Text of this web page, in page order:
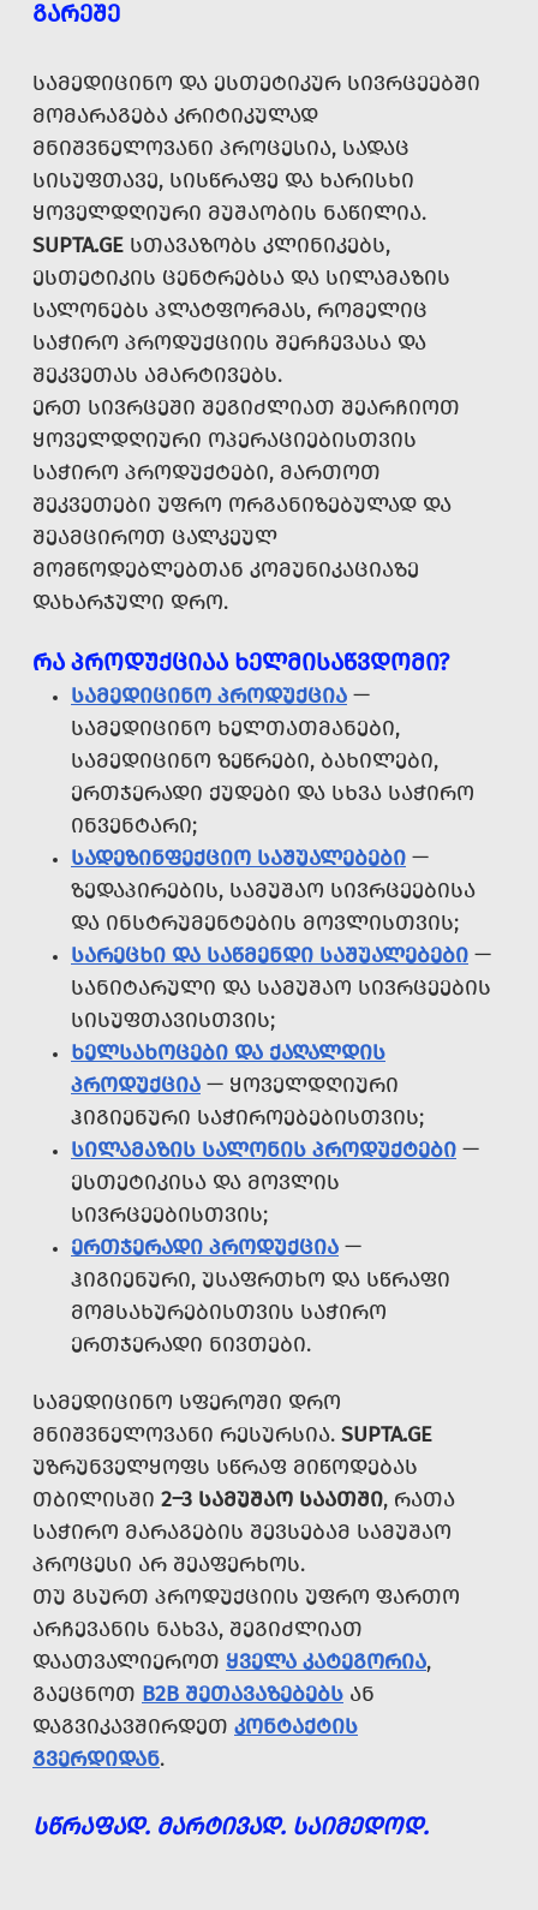
ᲒᲐᲠᲔᲨᲔ
ᲡᲐᲛᲔᲓᲘᲪᲘᲜᲝ ᲓᲐ ᲔᲡᲗᲔᲢᲘᲙᲣᲠ ᲡᲘᲕᲠᲪᲔᲔᲑᲨᲘ
ᲛᲝᲛᲐᲠᲐᲒᲔᲑᲐ ᲙᲠᲘᲢᲘᲙᲣᲚᲐᲓ
ᲛᲜᲘᲨᲕᲜᲔᲚᲝᲕᲐᲜᲘ ᲞᲠᲝᲪᲔᲡᲘᲐ, ᲡᲐᲓᲐᲪ
ᲡᲘᲡᲣᲤᲗᲐᲕᲔ, ᲡᲘᲡᲬᲠᲐᲤᲔ ᲓᲐ ᲮᲐᲠᲘᲡᲮᲘ
ᲧᲝᲕᲔᲚᲓᲦᲘᲣᲠᲘ ᲛᲣᲨᲐᲝᲑᲘᲡ ᲜᲐᲬᲘᲚᲘᲐ.
SUPTA.GE ᲡᲗᲐᲕᲐᲖᲝᲑᲡ ᲙᲚᲘᲜᲘᲙᲔᲑᲡ,
ᲔᲡᲗᲔᲢᲘᲙᲘᲡ ᲪᲔᲜᲢᲠᲔᲑᲡᲐ ᲓᲐ ᲡᲘᲚᲐᲛᲐᲖᲘᲡ
ᲡᲐᲚᲝᲜᲔᲑᲡ ᲞᲚᲐᲢᲤᲝᲠᲛᲐᲡ, ᲠᲝᲛᲔᲚᲘᲪ
ᲡᲐᲭᲘᲠᲝ ᲞᲠᲝᲓᲣᲥᲪᲘᲘᲡ ᲨᲔᲠᲩᲔᲕᲐᲡᲐ ᲓᲐ
ᲨᲔᲙᲕᲔᲗᲐᲡ ᲐᲛᲐᲠᲢᲘᲕᲔᲑᲡ.
ᲔᲠᲗ ᲡᲘᲕᲠᲪᲔᲨᲘ ᲨᲔᲒᲘᲫᲚᲘᲐᲗ ᲨᲔᲐᲠᲩᲘᲝᲗ
ᲧᲝᲕᲔᲚᲓᲦᲘᲣᲠᲘ ᲝᲞᲔᲠᲐᲪᲘᲔᲑᲘᲡᲗᲕᲘᲡ
ᲡᲐᲭᲘᲠᲝ ᲞᲠᲝᲓᲣᲥᲢᲔᲑᲘ, ᲛᲐᲠᲗᲝᲗ
ᲨᲔᲙᲕᲔᲗᲔᲑᲘ ᲣᲤᲠᲝ ᲝᲠᲒᲐᲜᲘᲖᲔᲑᲣᲚᲐᲓ ᲓᲐ
ᲨᲔᲐᲛᲪᲘᲠᲝᲗ ᲪᲐᲚᲙᲔᲣᲚ
ᲛᲝᲛᲬᲝᲓᲔᲑᲚᲔᲑᲗᲐᲜ ᲙᲝᲛᲣᲜᲘᲙᲐᲪᲘᲐᲖᲔ
ᲓᲐᲮᲐᲠᲯᲣᲚᲘ ᲓᲠᲝ.
ᲠᲐ ᲞᲠᲝᲓᲣᲥᲪᲘᲐᲐ ᲮᲔᲚᲛᲘᲡᲐᲬᲕᲓᲝᲛᲘ?
ᲡᲐᲛᲔᲓᲘᲪᲘᲜᲝ ᲞᲠᲝᲓᲣᲥᲪᲘᲐ —
ᲡᲐᲛᲔᲓᲘᲪᲘᲜᲝ ᲮᲔᲚᲗᲐᲗᲛᲐᲜᲔᲑᲘ,
ᲡᲐᲛᲔᲓᲘᲪᲘᲜᲝ ᲖᲔᲬᲠᲔᲑᲘ, ᲑᲐᲮᲘᲚᲔᲑᲘ,
ᲔᲠᲗᲯᲔᲠᲐᲓᲘ ᲥᲣᲓᲔᲑᲘ ᲓᲐ ᲡᲮᲕᲐ ᲡᲐᲭᲘᲠᲝ
ᲘᲜᲕᲔᲜᲢᲐᲠᲘ;
ᲡᲐᲓᲔᲖᲘᲜᲤᲔᲥᲪᲘᲝ ᲡᲐᲨᲣᲐᲚᲔᲑᲔᲑᲘ —
ᲖᲔᲓᲐᲞᲘᲠᲔᲑᲘᲡ, ᲡᲐᲛᲣᲨᲐᲝ ᲡᲘᲕᲠᲪᲔᲔᲑᲘᲡᲐ
ᲓᲐ ᲘᲜᲡᲢᲠᲣᲛᲔᲜᲢᲔᲑᲘᲡ ᲛᲝᲕᲚᲘᲡᲗᲕᲘᲡ;
ᲡᲐᲠᲔᲪᲮᲘ ᲓᲐ ᲡᲐᲬᲛᲔᲜᲓᲘ ᲡᲐᲨᲣᲐᲚᲔᲑᲔᲑᲘ —
ᲡᲐᲜᲘᲢᲐᲠᲣᲚᲘ ᲓᲐ ᲡᲐᲛᲣᲨᲐᲝ ᲡᲘᲕᲠᲪᲔᲔᲑᲘᲡ
ᲡᲘᲡᲣᲤᲗᲐᲕᲘᲡᲗᲕᲘᲡ;
ᲮᲔᲚᲡᲐᲮᲝᲪᲔᲑᲘ ᲓᲐ ᲥᲐᲦᲐᲚᲓᲘᲡ
ᲞᲠᲝᲓᲣᲥᲪᲘᲐ — ᲧᲝᲕᲔᲚᲓᲦᲘᲣᲠᲘ
ᲰᲘᲒᲘᲔᲜᲣᲠᲘ ᲡᲐᲭᲘᲠᲝᲔᲑᲔᲑᲘᲡᲗᲕᲘᲡ;
ᲡᲘᲚᲐᲛᲐᲖᲘᲡ ᲡᲐᲚᲝᲜᲘᲡ ᲞᲠᲝᲓᲣᲥᲢᲔᲑᲘ —
ᲔᲡᲗᲔᲢᲘᲙᲘᲡᲐ ᲓᲐ ᲛᲝᲕᲚᲘᲡ
ᲡᲘᲕᲠᲪᲔᲔᲑᲘᲡᲗᲕᲘᲡ;
ᲔᲠᲗᲯᲔᲠᲐᲓᲘ ᲞᲠᲝᲓᲣᲥᲪᲘᲐ —
ᲰᲘᲒᲘᲔᲜᲣᲠᲘ, ᲣᲡᲐᲤᲠᲗᲮᲝ ᲓᲐ ᲡᲬᲠᲐᲤᲘ
ᲛᲝᲛᲡᲐᲮᲣᲠᲔᲑᲘᲡᲗᲕᲘᲡ ᲡᲐᲭᲘᲠᲝ
ᲔᲠᲗᲯᲔᲠᲐᲓᲘ ᲜᲘᲕᲗᲔᲑᲘ.
ᲡᲐᲛᲔᲓᲘᲪᲘᲜᲝ ᲡᲤᲔᲠᲝᲨᲘ ᲓᲠᲝ
ᲛᲜᲘᲨᲕᲜᲔᲚᲝᲕᲐᲜᲘ ᲠᲔᲡᲣᲠᲡᲘᲐ. SUPTA.GE
ᲣᲖᲠᲣᲜᲕᲔᲚᲧᲝᲤᲡ ᲡᲬᲠᲐᲤ ᲛᲘᲬᲝᲓᲔᲑᲐᲡ
ᲗᲑᲘᲚᲘᲡᲨᲘ 2–3 ᲡᲐᲛᲣᲨᲐᲝ ᲡᲐᲐᲗᲨᲘ, ᲠᲐᲗᲐ
ᲡᲐᲭᲘᲠᲝ ᲛᲐᲠᲐᲒᲔᲑᲘᲡ ᲨᲔᲕᲡᲔᲑᲐᲛ ᲡᲐᲛᲣᲨᲐᲝ
ᲞᲠᲝᲪᲔᲡᲘ ᲐᲠ ᲨᲔᲐᲤᲔᲠᲮᲝᲡ.
ᲗᲣ ᲒᲡᲣᲠᲗ ᲞᲠᲝᲓᲣᲥᲪᲘᲘᲡ ᲣᲤᲠᲝ ᲤᲐᲠᲗᲝ
ᲐᲠᲩᲔᲕᲐᲜᲘᲡ ᲜᲐᲮᲕᲐ, ᲨᲔᲒᲘᲫᲚᲘᲐᲗ
ᲓᲐᲐᲗᲕᲐᲚᲘᲔᲠᲝᲗ ᲧᲕᲔᲚᲐ ᲙᲐᲢᲔᲒᲝᲠᲘᲐ,
ᲒᲐᲔᲪᲜᲝᲗ B2B ᲨᲔᲗᲐᲕᲐᲖᲔᲑᲔᲑᲡ ᲐᲜ
ᲓᲐᲒᲕᲘᲙᲐᲕᲨᲘᲠᲓᲔᲗ ᲙᲝᲜᲢᲐᲥᲢᲘᲡ
ᲒᲕᲔᲠᲓᲘᲓᲐᲜ.
ᲡᲬᲠᲐᲤᲐᲓ. ᲛᲐᲠᲢᲘᲕᲐᲓ. ᲡᲐᲘᲛᲔᲓᲝᲓ.